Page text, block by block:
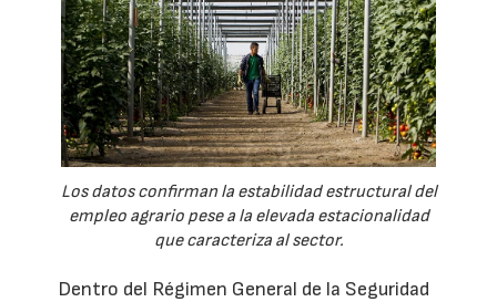
Los datos confirman la estabilidad estructural del
empleo agrario pese a la elevada estacionalidad
que caracteriza al sector.
Dentro del Régimen General de la Seguridad